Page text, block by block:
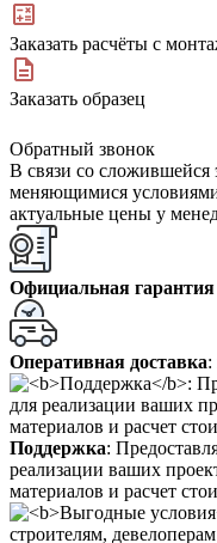
Заказать расчёты с
Заказать образец
Обратный звонок
В связи со сложившейся
меняющимися
актуальные цены у
Официальная гарантия
Оперативная доставка:
Поддержка:
реализации ваших
материалов и расчет